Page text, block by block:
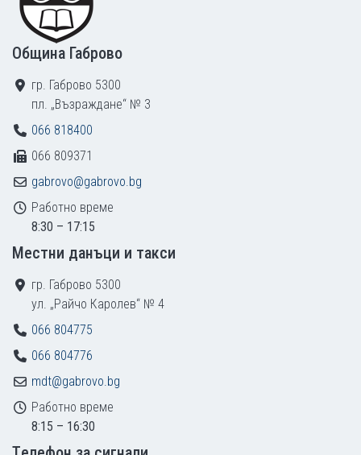
Община Габрово
гр. Габрово 5300
пл. „Възраждане“ № 3
066 818400
066 809371
gabrovo@gabrovo.bg
Работно време
8:30 – 17:15
Местни данъци и такси
гр. Габрово 5300
ул. „Райчо Каролев“ № 4
066 804775
066 804776
mdt@gabrovo.bg
Работно време
8:15 – 16:30